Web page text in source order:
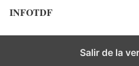
INFOTDF
Salir de la